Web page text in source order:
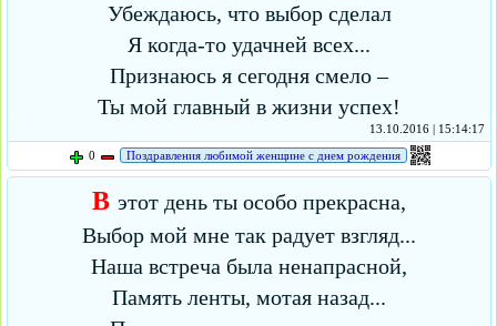
Убеждаюсь, что выбор сделал
Я когда-то удачней всех...
Признаюсь я сегодня смело –
Ты мой главный в жизни успех!
13.10.2016 | 15:14:17
0
Поздравления любимой женщине с днем рождения
В этот день ты особо прекрасна,
Выбор мой мне так радует взгляд...
Наша встреча была ненапрасной,
Память ленты, мотая назад...